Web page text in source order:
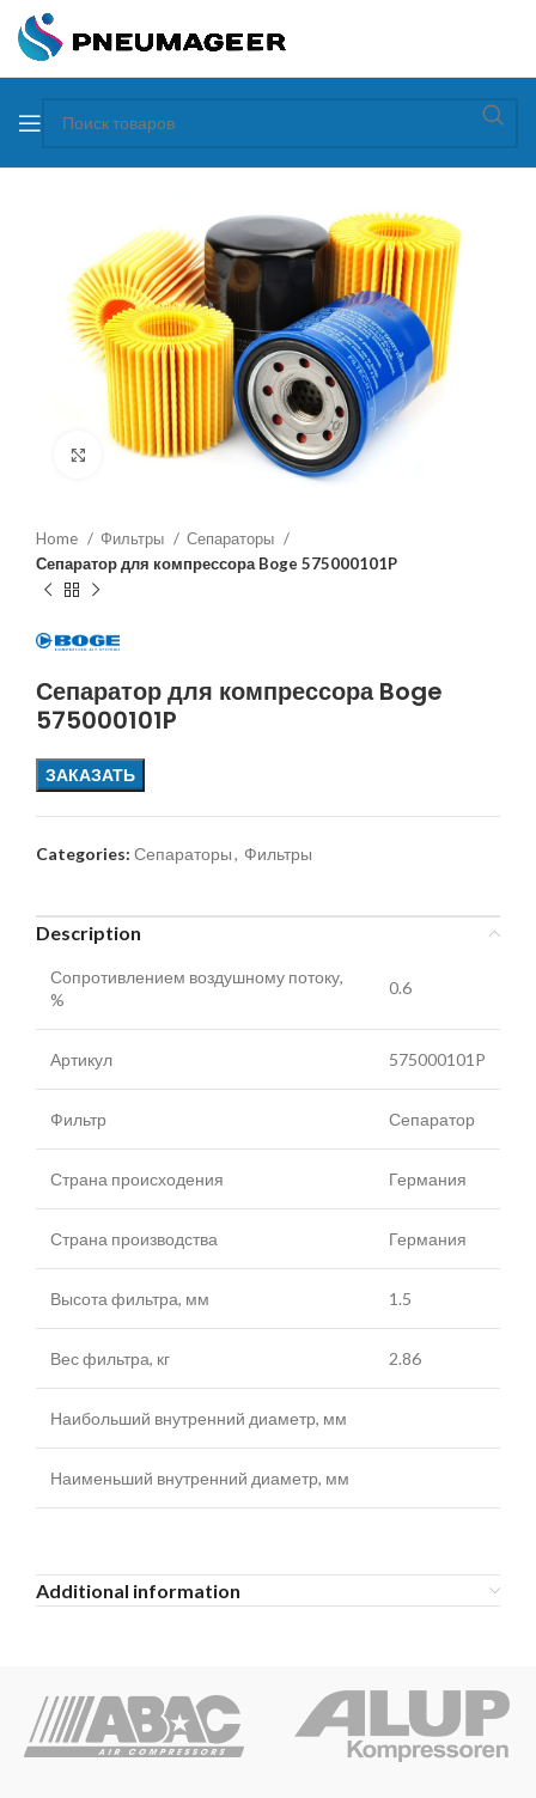
Увеличить
Home Фильтры
Сепараторы
Сепаратор для компрессора Boge 575000101P
Сепаратор для компрессора Boge
575000101P
ЗАКАЗАТЬ
Categories: Сепараторы, Фильтры
Description
Сопротивлением воздушному потоку,
%
0.6
Артикул 575000101P
Фильтр Сепаратор
Страна происходения Германия
Страна производства Германия
Высота фильтра, мм 1.5
Вес фильтра, кг 2.86
Наибольший внутренний диаметр, мм
Наименьший внутренний диаметр, мм
Additional information